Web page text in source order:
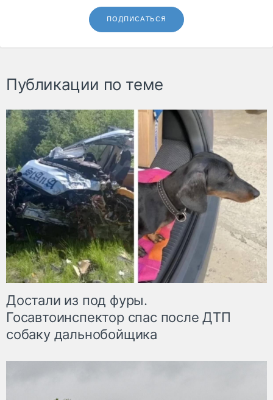
ПОДПИСАТЬСЯ
Публикации по теме
Достали из под фуры.
Госавтоинспектор спас после ДТП
собаку дальнобойщика